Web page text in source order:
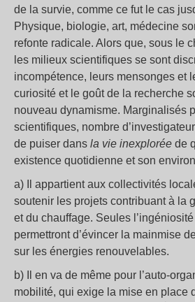
de la survie, comme ce fut le cas
Physique, biologie, art, médecine
refonte radicale. Alors que, sous le
les milieux scientifiques se sont
incompétence, leurs mensonges et
curiosité et le goût de la recherche
nouveau dynamisme. Marginalisés
scientifiques, nombre
de puiser dans la vie inexplorée de
existence quotidienne et son
a) Il appartient aux collectivités
soutenir les projets contribuant à la
et du chauffage. Seules
permettront d’évincer la mainmise
sur les énergies renouvelables.
b) Il en va de même pour l’auto-
mobilité, qui exige la mise en place